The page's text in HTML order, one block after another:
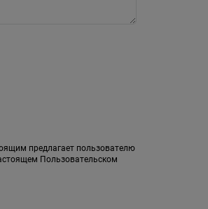
предлагает пользователю
Пользовательском